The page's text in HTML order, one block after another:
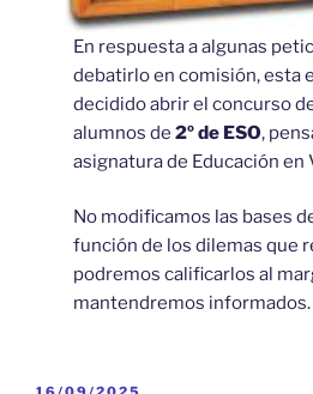
En respuesta a algunas
debatirlo en comisión, esta
decidido abrir el concurso
alumnos de2º de ESO,
asignatura de Educación en
No modificamos las bases
función de los dilemas que
podremos calificarlos al
mantendremos informados.
PUBLICADO